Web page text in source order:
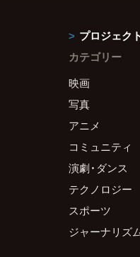
プロジェク
カテゴリー
映画
写真
アニメ
コミュニティ
演劇・ダンス
テクノロジー
スポーツ
ジャーナリズ